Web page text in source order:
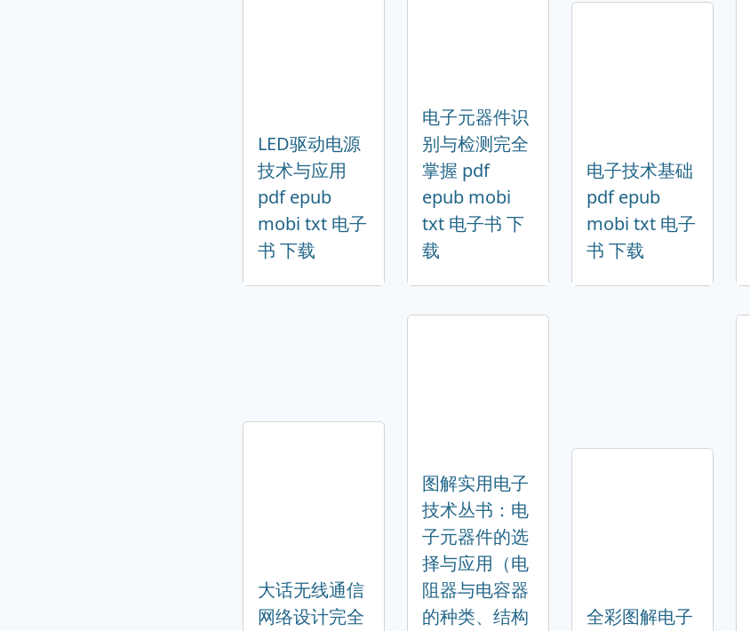
LED驱动电源
技术与应用
pdf epub
mobi txt 电子
书 下载
电子元器件识
别与检测完全
掌握 pdf
epub mobi
txt 电子书 下
载
电子技术基础
pdf epub
mobi txt 电子
书 下载
大话无线通信
网络设计完全
图解实用电子
技术丛书：电
子元器件的选
择与应用（电
阻器与电容器
的种类、结构
全彩图解电子